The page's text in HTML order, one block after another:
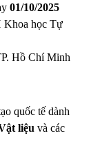
01/10/2025
Khoa học Tự
Hồ Chí Minh
quốc tế dành
liệu và các